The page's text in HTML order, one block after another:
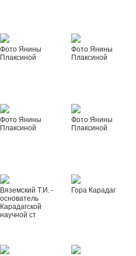
Фото Янины
Плаксиной
Фото Янины
Плаксиной
Фото Янины
Плаксиной
Фото Янины
Плаксиной
Вяземский Т.И. -
основатель
Карадагской
научной ст
Гора Карадаг